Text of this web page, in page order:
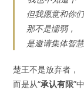
但我愿意和你
那不是懦弱，
是邀请集体智
楚王不是放弃者，
而是从“承认有限”